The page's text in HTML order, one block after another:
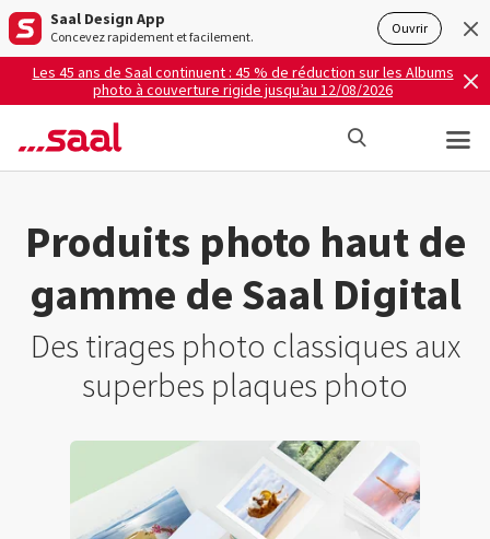
Saal Design App
Concevez rapidement et facilement. Ouvrir
Les 45 ans de Saal continuent : 45 % de réduction sur les Albums
photo à couverture rigide jusqu’au 12/08/2026
Produits photo haut de
gamme de Saal Digital
Des tirages photo classiques aux
superbes plaques photo